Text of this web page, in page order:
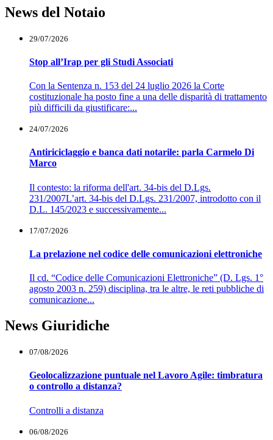
News del Notaio
29/07/2026
Stop all’Irap per gli Studi Associati
Con la Sentenza n. 153 del 24 luglio 2026 la Corte
costituzionale ha posto fine a una delle disparità di trattamento
più difficili da giustificare:...
24/07/2026
Antiriciclaggio e banca dati notarile: parla Carmelo Di
Marco
Il contesto: la riforma dell'art. 34-bis del D.Lgs.
231/2007L’art. 34-bis del D.Lgs. 231/2007, introdotto con il
D.L. 145/2023 e successivamente...
17/07/2026
La prelazione nel codice delle comunicazioni elettroniche
Il cd. “Codice delle Comunicazioni Elettroniche” (D. Lgs. 1°
agosto 2003 n. 259) disciplina, tra le altre, le reti pubbliche di
comunicazione...
News Giuridiche
07/08/2026
Geolocalizzazione puntuale nel Lavoro Agile: timbratura
o controllo a distanza?
Controlli a distanza
06/08/2026